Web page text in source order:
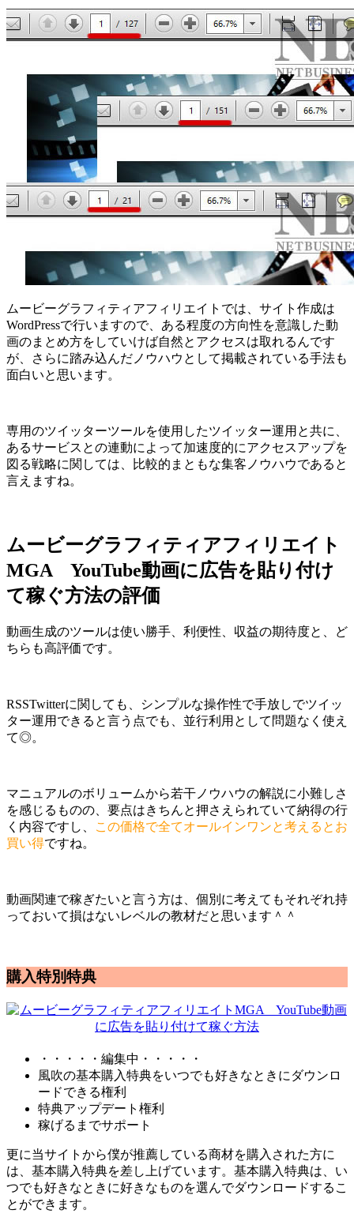
ムービーグラフィティアフィリエイトでは、サイト作成は
WordPressで行いますので、ある程度の方向性を意識した動
画のまとめ方をしていけば自然とアクセスは取れるんです
が、さらに踏み込んだノウハウとして掲載されている手法も
面白いと思います。
専用のツイッターツールを使用したツイッター運用と共に、
あるサービスとの連動によって加速度的にアクセスアップを
図る戦略に関しては、比較的まともな集客ノウハウであると
言えますね。
ムービーグラフィティアフィリエイト
MGA YouTube動画に広告を貼り付け
て稼ぐ方法の評価
動画生成のツールは使い勝手、利便性、収益の期待度と、ど
ちらも高評価です。
RSSTwitterに関しても、シンプルな操作性で手放しでツイッ
ター運用できると言う点でも、並行利用として問題なく使え
て◎。
マニュアルのボリュームから若干ノウハウの解説に小難しさ
を感じるものの、要点はきちんと押さえられていて納得の行
く内容ですし、
この価格で全てオールインワンと考えるとお
買い得ですね。
動画関連で稼ぎたいと言う方は、個別に考えてもそれぞれ持
っておいて損はないレベルの教材だと思います＾＾
購入特別特典
・・・・・編集中・・・・・
風吹の基本購入特典をいつでも好きなときにダウンロ
ードできる権利
特典アップデート権利
稼げるまでサポート
更に当サイトから僕が推薦している商材を購入された方に
は、基本購入特典を差し上げています。基本購入特典は、い
つでも好きなときに好きなものを選んでダウンロードするこ
とができます。